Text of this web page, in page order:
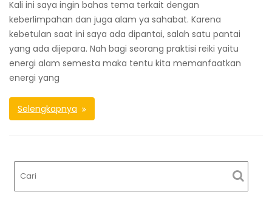
Kali ini saya ingin bahas tema terkait dengan
keberlimpahan dan juga alam ya sahabat. Karena
kebetulan saat ini saya ada dipantai, salah satu pantai
yang ada dijepara. Nah bagi seorang praktisi reiki yaitu
energi alam semesta maka tentu kita memanfaatkan
energi yang
Selengkapnya